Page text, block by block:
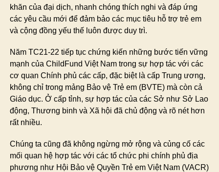
khăn của đại dịch, nhanh chóng thích nghi và đáp ứng
các yêu cầu mới để đảm bảo các mục tiêu hỗ trợ trẻ em
và cộng đồng yếu thế luôn được duy trì.
Năm TC21-22 tiếp tục chứng kiến những bước tiến vững
mạnh của ChildFund Việt Nam trong sự hợp tác với các
cơ quan Chính phủ các cấp, đặc biệt là cấp Trung ương,
không chỉ trong mảng Bảo vệ Trẻ em (BVTE) mà còn cả
Giáo dục. Ở cấp tỉnh, sự hợp tác của các Sở như Sở Lao
động, Thương binh và Xã hội đã chủ động và rõ nét hơn
rất nhiều.
Chúng ta cũng đã không ngừng mở rộng và củng cố các
mối quan hệ hợp tác với các tổ chức phi chính phủ địa
phương như Hội Bảo vệ Quyền Trẻ em Việt Nam (VACR)